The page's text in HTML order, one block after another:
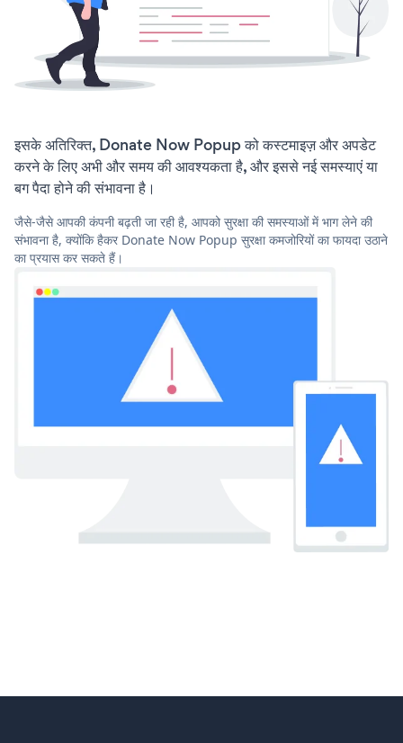
इसके अतिरिक्त, Donate Now Popup को कस्टमाइज़ और अपडेट
करने के लिए अभी और समय की आवश्यकता है, और इससे नई समस्याएं या
बग पैदा होने की संभावना है।
जैसे-जैसे आपकी कंपनी बढ़ती जा रही है, आपको सुरक्षा की समस्याओं में भाग लेने की
संभावना है, क्योंकि हैकर Donate Now Popup सुरक्षा कमजोरियों का फायदा उठाने
का प्रयास कर सकते हैं।